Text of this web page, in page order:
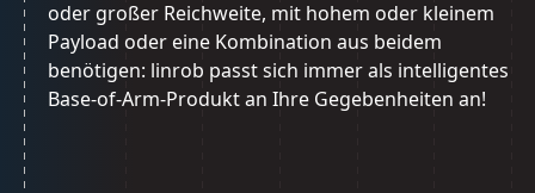
oder großer Reichweite, mit hohem oder kleinem
Payload oder eine Kombination aus beidem
benötigen: linrob passt sich immer als intelligentes
Base-of-Arm-Produkt an Ihre Gegebenheiten an!